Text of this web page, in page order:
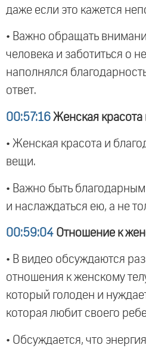
даже если это кажется
• Важно обращать
человека и заботиться о
наполнялся
ответ.
00:57:16 Женская красота
• Женская красота и
вещи.
• Важно быть
и наслаждаться ею, а не
00:59:04 Отношение к
• В видео обсуждаются
отношения к женскому
который голоден и
которая любит своего
• Обсуждается, что